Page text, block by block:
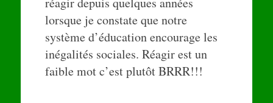
lorsque je constate que notre
système d’éducation encourage les
inégalités sociales. Réagir est un
faible mot c’est plutôt BRRR!!!